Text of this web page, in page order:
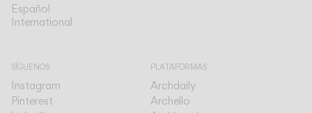
Español
International
SÍGUENOS
Instagram
Pinterest
PLATAFORMAS
Archdaily
Archello